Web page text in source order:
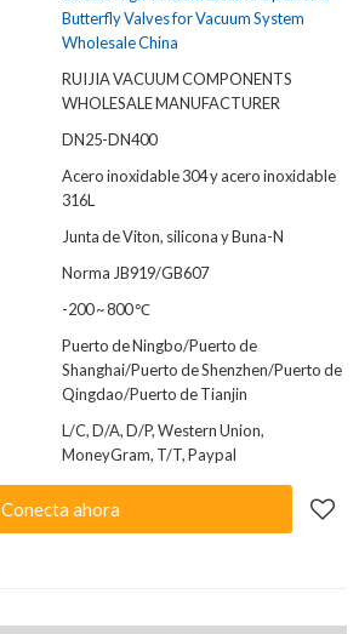
Butterfly Valves for Vacuum System
Wholesale China
RUIJIA VACUUM COMPONENTS
WHOLESALE MANUFACTURER
DN25-DN400
Acero inoxidable 304 y acero inoxidable
316L
Junta de Viton, silicona y Buna-N
Norma JB919/GB607
-200 ~ 800 ℃
Puerto de Ningbo/Puerto de
Shanghai/Puerto de Shenzhen/Puerto de
Qingdao/Puerto de Tianjin
L/C, D/A, D/P, Western Union,
MoneyGram, T/T, Paypal
Conecta ahora